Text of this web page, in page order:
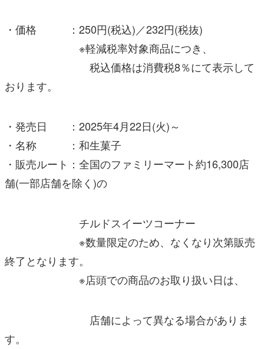
・価格 ：250円(税込)／232円(税抜)
※軽減税率対象商品につき、
税込価格は消費税8％にて表示して
おります。
・発売日 ：2025年4月22日(火)～
・名称 ：和生菓子
・販売ルート：全国のファミリーマート約16,300店
舗(一部店舗を除く)の
チルドスイーツコーナー
※数量限定のため、なくなり次第販売
終了となります。
※店頭での商品のお取り扱い日は、
店舗によって異なる場合がありま
す。